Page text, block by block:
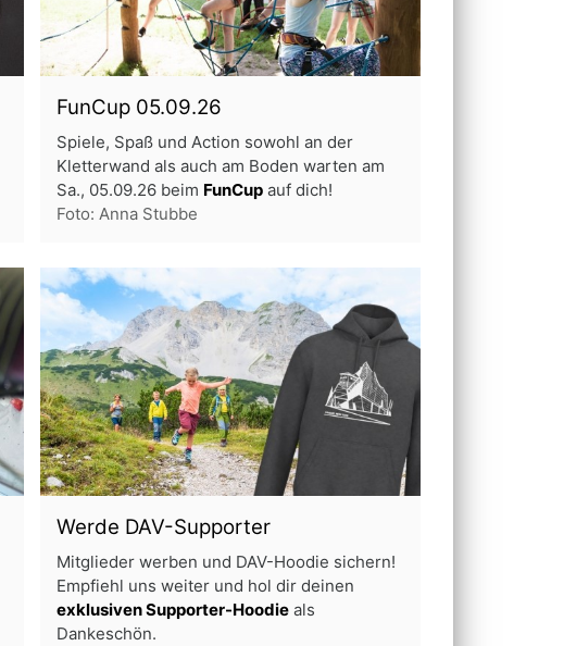
FunCup 05.09.26
Spiele, Spaß und Action sowohl an der
Kletterwand als auch am Boden warten am
Sa., 05.09.26 beim FunCup auf dich!
Foto: Anna Stubbe
Werde DAV-Supporter
Mitglieder werben und DAV-Hoodie sichern!
Empfiehl uns weiter und hol dir deinen
exklusiven Supporter-Hoodie als
Dankeschön.